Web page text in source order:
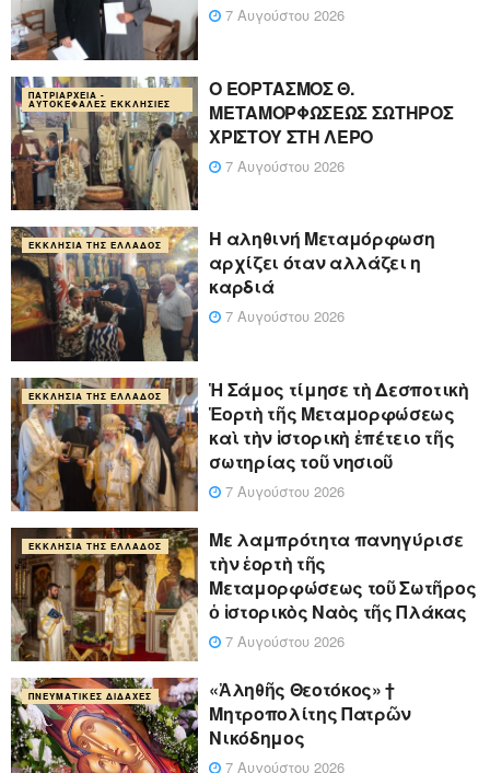
7 Αυγούστου 2026
ΠΑΤΡΙΑΡΧΕΊΑ -
ΑΥΤΟΚΈΦΑΛΕΣ ΕΚΚΛΗΣΊΕΣ
Ο ΕΟΡΤΑΣΜΟΣ Θ.
ΜΕΤΑΜΟΡΦΩΣΕΩΣ ΣΩΤΗΡΟΣ
ΧΡΙΣΤΟΥ ΣΤΗ ΛΕΡΟ
7 Αυγούστου 2026
ΕΚΚΛΗΣΊΑ ΤΗΣ ΕΛΛΆΔΟΣ
Η αληθινή Μεταμόρφωση
αρχίζει όταν αλλάζει η
καρδιά
7 Αυγούστου 2026
ΕΚΚΛΗΣΊΑ ΤΗΣ ΕΛΛΆΔΟΣ
Ἡ Σάμος τίμησε τὴ Δεσποτικὴ
Ἑορτὴ τῆς Μεταμορφώσεως
καὶ τὴν ἱστορικὴ ἐπέτειο τῆς
σωτηρίας τοῦ νησιοῦ
7 Αυγούστου 2026
ΕΚΚΛΗΣΊΑ ΤΗΣ ΕΛΛΆΔΟΣ
Με λαμπρότητα πανηγύρισε
τὴν ἑορτὴ τῆς
Μεταμορφώσεως τοῦ Σωτῆρος
ὁ ἱστορικὸς Ναὸς τῆς Πλάκας
7 Αυγούστου 2026
ΠΝΕΥΜΑΤΙΚΈΣ ΔΙΔΑΧΈΣ
«Ἀληθῆς Θεοτόκος» †
Μητροπολίτης Πατρῶν
Νικόδημος
7 Αυγούστου 2026